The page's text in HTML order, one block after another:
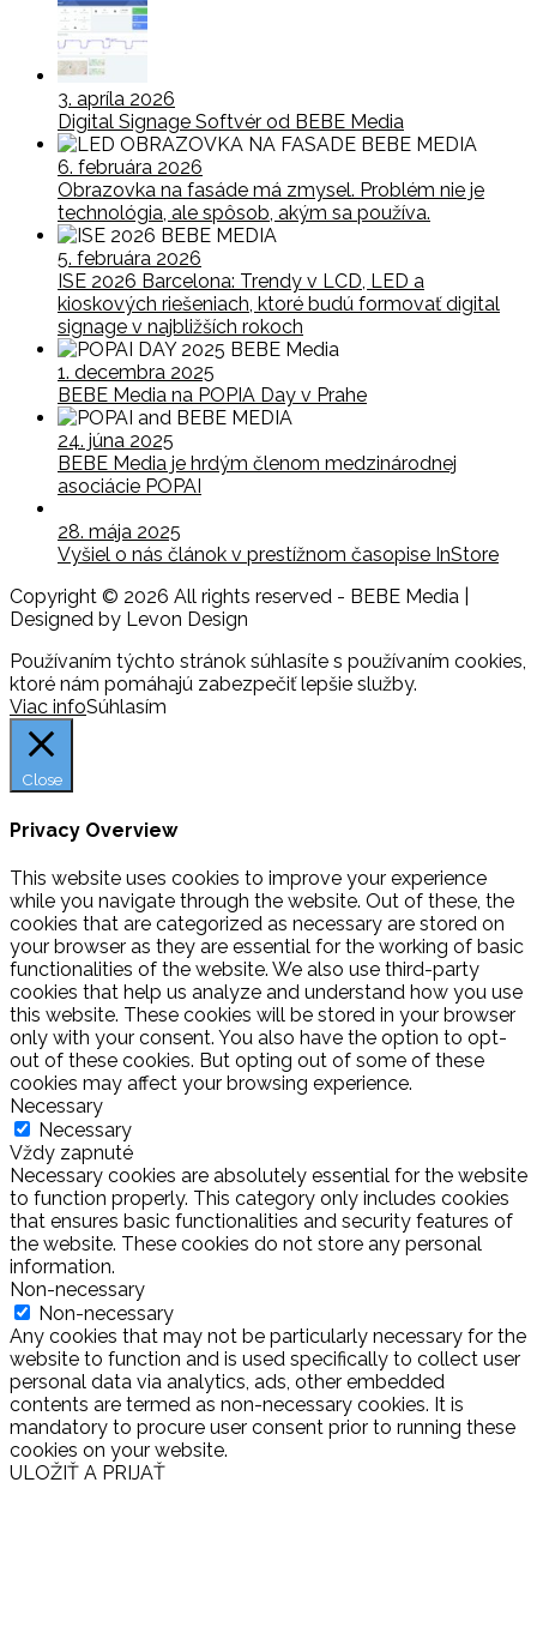
3. apríla 2026
Digital Signage Softvér od BEBE Media
6. februára 2026
Obrazovka na fasáde má zmysel. Problém nie je
technológia, ale spôsob, akým sa používa.
5. februára 2026
ISE 2026 Barcelona: Trendy v LCD, LED a
kioskových riešeniach, ktoré budú formovať digital
signage v najbližších rokoch
1. decembra 2025
BEBE Media na POPIA Day v Prahe
24. júna 2025
BEBE Media je hrdým členom medzinárodnej
asociácie POPAI
28. mája 2025
Vyšiel o nás článok v prestížnom časopise InStore
Copyright © 2026 All rights reserved - BEBE Media |
Designed by Levon Design
Používaním týchto stránok súhlasíte s používaním cookies,
ktoré nám pomáhajú zabezpečiť lepšie služby.
Viac infoSúhlasím
Close
Privacy Overview
This website uses cookies to improve your experience
while you navigate through the website. Out of these, the
cookies that are categorized as necessary are stored on
your browser as they are essential for the working of basic
functionalities of the website. We also use third-party
cookies that help us analyze and understand how you use
this website. These cookies will be stored in your browser
only with your consent. You also have the option to opt-
out of these cookies. But opting out of some of these
cookies may affect your browsing experience.
Necessary
Necessary
Vždy zapnuté
Necessary cookies are absolutely essential for the website
to function properly. This category only includes cookies
that ensures basic functionalities and security features of
the website. These cookies do not store any personal
information.
Non-necessary
Non-necessary
Any cookies that may not be particularly necessary for the
website to function and is used specifically to collect user
personal data via analytics, ads, other embedded
contents are termed as non-necessary cookies. It is
mandatory to procure user consent prior to running these
cookies on your website.
ULOŽIŤ A PRIJAŤ